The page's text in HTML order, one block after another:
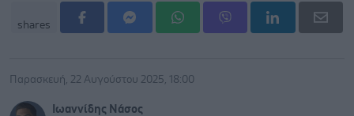
shares
Παρασκευή, 22 Αυγούστου 2025, 18:00
Ιωαννίδης Νάσος